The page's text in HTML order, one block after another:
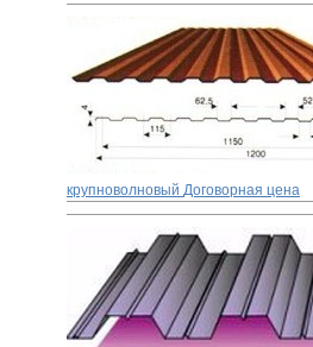
крупноволновый Договорная цена